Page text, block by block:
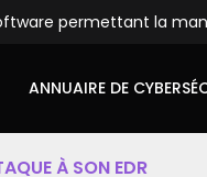
permettant la
ANNUAIRE DE
À SON EDR